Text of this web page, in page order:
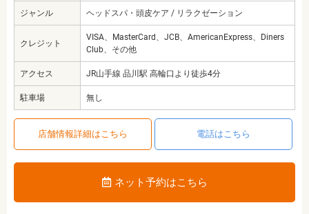
ジャンル ヘッドスパ・頭皮ケア / リラクゼーション
クレジット
VISA、MasterCard、JCB、AmericanExpress、Diners
Club、その他
アクセス JR山手線 品川駅 高輪口より徒歩4分
駐車場 無し
店舗情報詳細はこちら 電話はこちら
ネット予約はこちら